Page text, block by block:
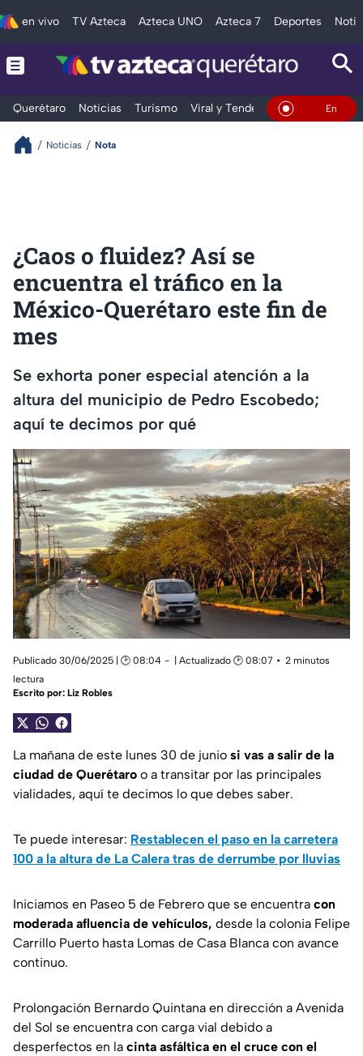
en vivo TV Azteca Azteca UNO Azteca 7 Deportes
Querétaro Noticias Turismo Viral y Tendencia ClimaEn Vivo
Noticias Nota
¿Caos o fluidez? Así se
encuentra el tráfico en la
México-Querétaro este fin de
mes
Se exhorta poner especial atención a la
altura del municipio de Pedro Escobedo;
aquí te decimos por qué
Publicado 30/06/2025 | 🕑 08:04 | Actualizado 🕑 08:07
2 minutos
lectura
Escrito por: Liz Robles
La mañana de este lunes 30 de junio si vas a salir de la
ciudad de Querétaro o a transitar por las principales
vialidades, aquí te decimos lo que debes saber.
Te puede interesar: Restablecen el paso en la carretera
100 a la altura de La Calera tras de derrumbe por lluvias
Iniciamos en Paseo 5 de Febrero que se encuentra con
moderada afluencia de vehículos, desde la colonia Felipe
Carrillo Puerto hasta Lomas de Casa Blanca con avance
continuo.
Prolongación Bernardo Quintana en dirección a Avenida
del Sol se encuentra con carga vial debido a
desperfectos en la cinta asfáltica en el cruce con el